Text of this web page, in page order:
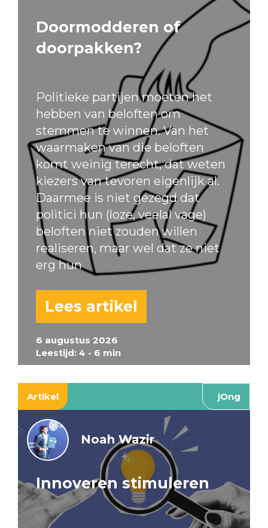
6 augustus 2026
Leestijd: 4 - 6 min
Doormodderen of
doorpakken?
Politieke partijen moeten het
hebben van beloften om
stemmen te winnen. Van het
waarmaken van die beloften
komt weinig terecht, dat weten
kiezers van tevoren eigenlijk al.
Daarmee is niet gezegd dat
politici hun (loze, veelal vage)
beloften niet zouden willen
realiseren, maar wel dat ze niet
erg hun
Lees artikel
Artikel jOng
Noah Wazir
Innoveren stimuleren